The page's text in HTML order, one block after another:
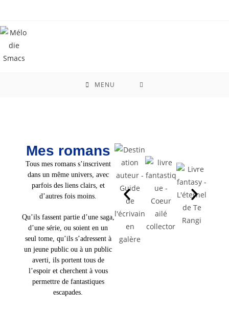
MENU
Mes romans
Tous mes romans s’inscrivent
dans un même univers, avec
parfois des liens clairs, et
d’autres fois moins.
Qu’ils fassent partie d’une saga,
d’une série, ou soient en un
seul tome, qu’ils s’adressent à
un jeune public ou à un public
averti, ils portent tous de
l’espoir et cherchent à vous
permettre de fantastiques
escapades.